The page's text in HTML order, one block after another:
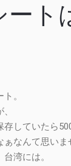
ト
。
していたら
なんて思いま
湾には。